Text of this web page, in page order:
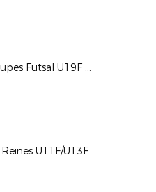
1er Tour Coupes Futsal U19F et Seniors Féminines - 14 janvier 2018
Plateau des Reines U11F/U13F - 13 janvier 2018